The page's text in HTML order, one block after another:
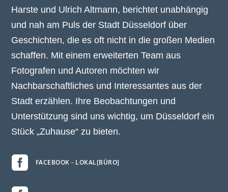
Harste und Ulrich Altmann, berichtet unabhängig
und nah am Puls der Stadt Düsseldorf über
Geschichten, die es oft nicht in die großen Medien
schaffen. Mit einem erweiterten Team aus
Fotografen und Autoren möchten wir
Nachbarschaftliches und Interessantes aus der
Stadt erzählen. Ihre Beobachtungen und
Unterstützung sind uns wichtig, um Düsseldorf ein
Stück „Zuhause“ zu bieten.
 FACEBOOK - LOKAL[BÜRO]